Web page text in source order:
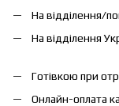
На відділення/
На відділення
Готівкою при
Онлайн-оплата